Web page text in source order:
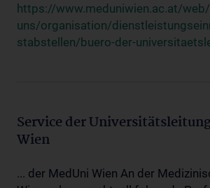
https://www.meduniwien.ac.at/
uns/organisation/
stabstellen/buero-der-
Service der
Wien
... der MedUni Wien An der